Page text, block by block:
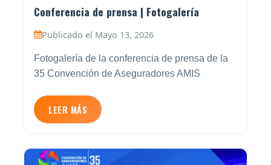
Conferencia de prensa | Fotogalería
Publicado el Mayo 13, 2026
Fotogalería de la conferencia de prensa de la
35 Convención de Aseguradores AMIS
LEER MÁS